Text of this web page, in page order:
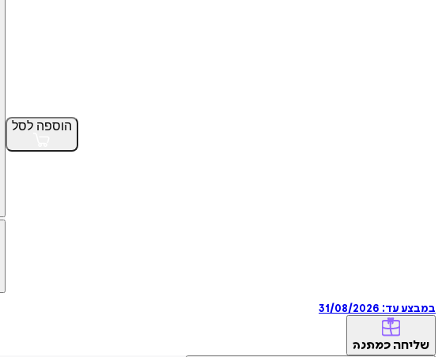
הוספה לסל
במבצע עד: 31/08/2026
שליחה כמתנה